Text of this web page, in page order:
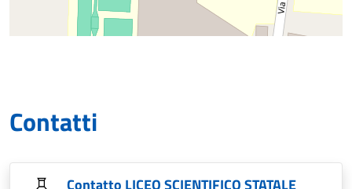
Contatti
Contatto LICEO SCIENTIFICO STATALE